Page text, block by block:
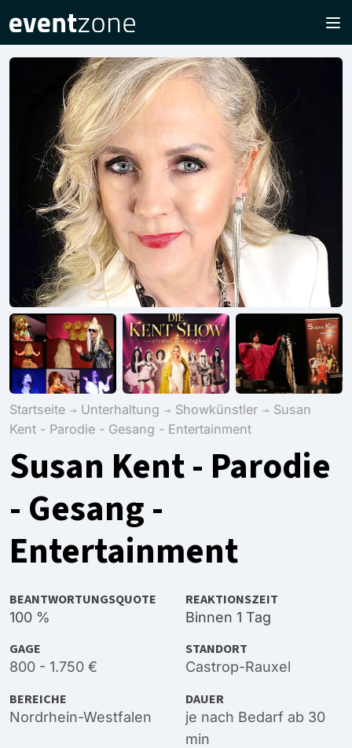
Startseite Unterhaltung Showkünstler
Susan
Kent - Parodie - Gesang - Entertainment
Susan Kent - Parodie
- Gesang -
Entertainment
BEANTWORTUNGSQUOTE
100 %
REAKTIONSZEIT
Binnen 1 Tag
GAGE
800 - 1.750 €
STANDORT
Castrop-Rauxel
BEREICHE
Nordrhein-Westfalen
DAUER
je nach Bedarf ab 30
min